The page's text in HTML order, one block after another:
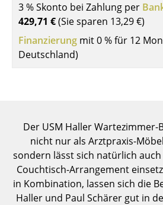
Gartentische
Servierwagen
Regale & Schränke
Bücherregale
Wandregale
3 % Skonto bei Zahlung per
429,71 €(Sie sparen 13,29 €)
Finanzierung mit 0 % für 12
Deutschland)
Der USM Haller
nicht nur als Arztpraxis-
sondern lässt sich natürlich
Couchtisch-Arrangement
in Kombination, lassen sich die
Haller und Paul Schärer gut in